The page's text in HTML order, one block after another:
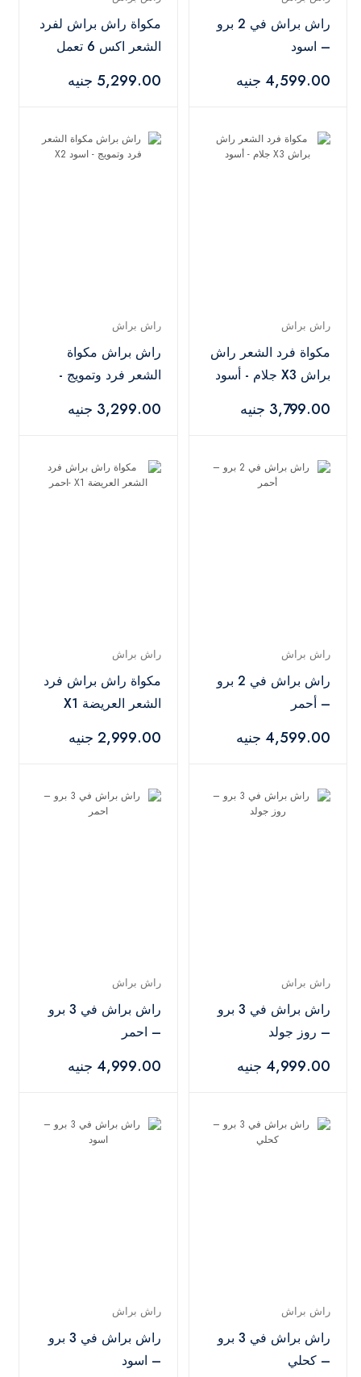
راش براش في 2 برو
– اسود
4,599.00 جنيه
مكواة راش براش لفرد
الشعر اكس 6 تعمل
5,299.00 جنيه
راش براش
مكواة فرد الشعر راش
براش X3 جلام - أسود
3,799.00 جنيه
راش براش
راش براش مكواة
الشعر فرد وتمويج -
3,299.00 جنيه
راش براش
راش براش في 2 برو
– أحمر
4,599.00 جنيه
راش براش
مكواة راش براش فرد
الشعر العريضة X1
2,999.00 جنيه
راش براش
راش براش في 3 برو
– روز جولد
4,999.00 جنيه
راش براش
راش براش في 3 برو
– احمر
4,999.00 جنيه
راش براش
راش براش في 3 برو
– كحلي
راش براش
راش براش في 3 برو
– اسود